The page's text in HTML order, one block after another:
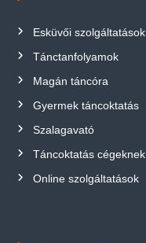
Esküvői szolgáltatások
Tánctanfolyamok
Magán táncóra
Gyermek táncoktatás
Szalagavató
Táncoktatás cégeknek
Online szolgáltatások